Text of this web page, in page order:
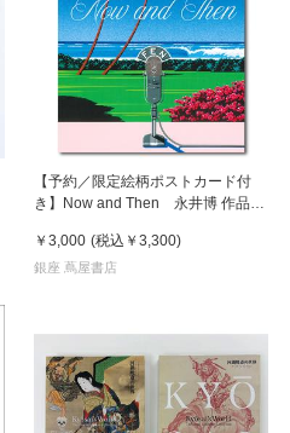
【予約／限定絵柄ポストカード付
き】Now and Then 永井博 作品
￥3,000 (税込 ￥3,300)
銀座 蔦屋書店